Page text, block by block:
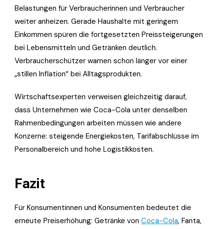
Belastungen für Verbraucherinnen und Verbraucher
weiter anheizen. Gerade Haushalte mit geringem
Einkommen spüren die fortgesetzten Preissteigerungen
bei Lebensmitteln und Getränken deutlich.
Verbraucherschützer warnen schon länger vor einer
„stillen Inflation“ bei Alltagsprodukten.
Wirtschaftsexperten verweisen gleichzeitig darauf,
dass Unternehmen wie Coca-Cola unter denselben
Rahmenbedingungen arbeiten müssen wie andere
Konzerne: steigende Energiekosten, Tarifabschlüsse im
Personalbereich und hohe Logistikkosten.
Fazit
Für Konsumentinnen und Konsumenten bedeutet die
erneute Preiserhöhung: Getränke von Coca-Cola, Fanta,